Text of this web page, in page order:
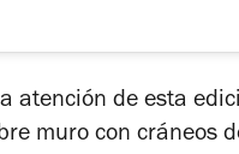
atención de esta
muro con cráneos